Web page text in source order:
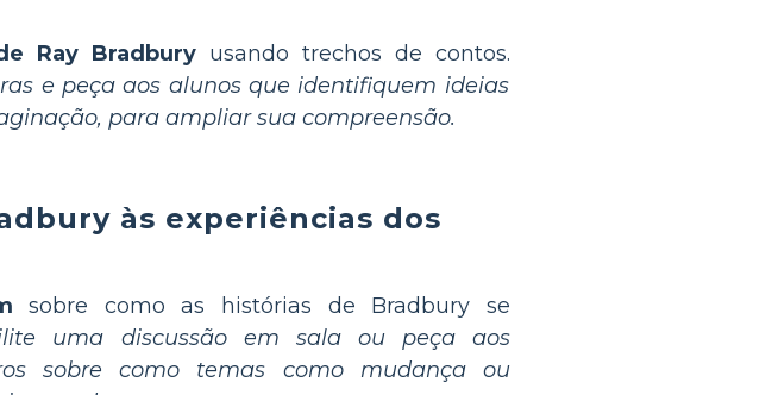
Ray Bradbury usando trechos de contos.
e peça aos alunos que identifiquem ideias
para ampliar sua compreensão.
às experiências dos
sobre como as histórias de Bradbury se
uma discussão em sala ou peça aos
sobre como temas como mudança ou